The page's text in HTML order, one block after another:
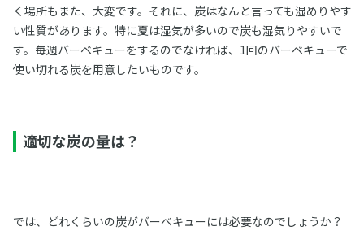
く場所もまた、大変です。それに、炭はなんと言っても湿めりやす
い性質があります。特に夏は湿気が多いので炭も湿気りやすいで
す。毎週バーベキューをするのでなければ、1回のバーベキューで
使い切れる炭を用意したいものです。
適切な炭の量は？
では、どれくらいの炭がバーベキューには必要なのでしょうか？